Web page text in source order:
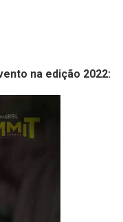
na edição 2022: